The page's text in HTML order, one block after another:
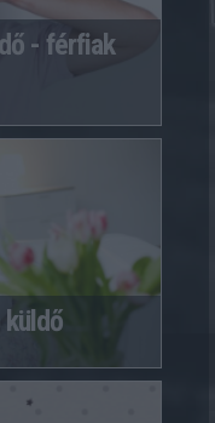
- férfiak
küldő